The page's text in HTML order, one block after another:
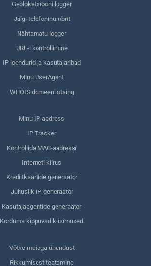
Geolokatsiooni logger
Jälgi telefoninumbrit
Nähtamatu logger
URL-i kontrollimine
IP loendurid ja kasutajaribad
Minu UserAgent
WHOIS domeeni otsing
Minu IP-aadress
IP Tracker
Kontrollida MAC-aadressi
Interneti kiirus
Krediitkaartide generaator
Juhuslik IP-generaator
Kasutajaagentide generaator
Korduma kippuvad küsimused
Võtke meiega ühendust
Rikkumisest teatamine